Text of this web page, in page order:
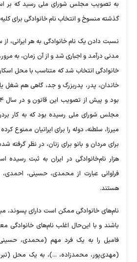
به تصویب مجلس شورای ملی رسید که بر
گذشته منسوخ و انتخاب نام خانوادگی برای کلیه
مدنی درآمد و اجباری شد و از آن زمان، به مرور،
خانوادگی انتخاب شد که متناسب با محل
خاندان، پدر، پدربزرگ و جد، گاهی هم شغل
مجلس شورای ملی رسیده بود که به کار
میرزا، سلطنه، دوله را برای ایرانیان ممنوع
هزار نام‌خانوادگی در ایران به ثبت رسیده
فراوانی عبارت از محمدی، حسینی،
هستند.
نام‌های خانوادگی ممکن است دارای پسوند،
باشند و با این‌حال اغلب نام‌های خانوادگی
فامیل را به یک فرد مهم (محمدی،
(مهدی‌پور، محمدزاده، ...)، به یک محل